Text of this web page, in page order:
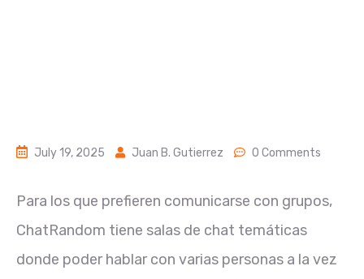
July 19, 2025 Juan B. Gutierrez 0 Comments
Para los que prefieren comunicarse con grupos,
ChatRandom tiene salas de chat temáticas
donde poder hablar con varias personas a la vez